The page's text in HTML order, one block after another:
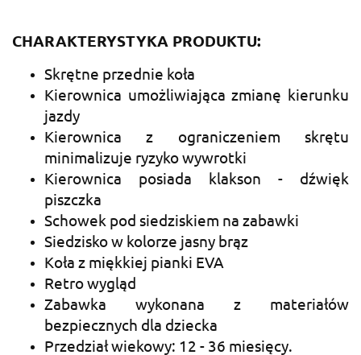
CHARAKTERYSTYKA PRODUKTU:
Skrętne przednie koła
Kierownica umożliwiająca zmianę kierunku
jazdy
Kierownica z ograniczeniem skrętu
minimalizuje ryzyko wywrotki
Kierownica posiada klakson - dźwięk
piszczka
Schowek pod siedziskiem na zabawki
Siedzisko w kolorze jasny brąz
Koła z miękkiej pianki EVA
Retro wygląd
Zabawka wykonana z materiałów
bezpiecznych dla dziecka
Przedział wiekowy: 12 - 36 miesięcy.